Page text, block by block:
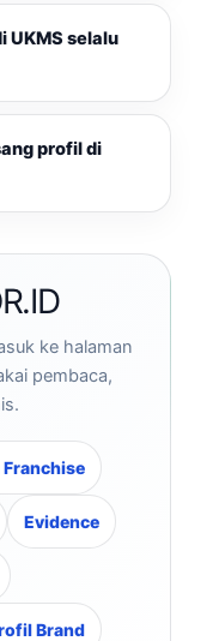
UKMS selalu
profil di
ke halaman
pembaca,
Evidence
Brand